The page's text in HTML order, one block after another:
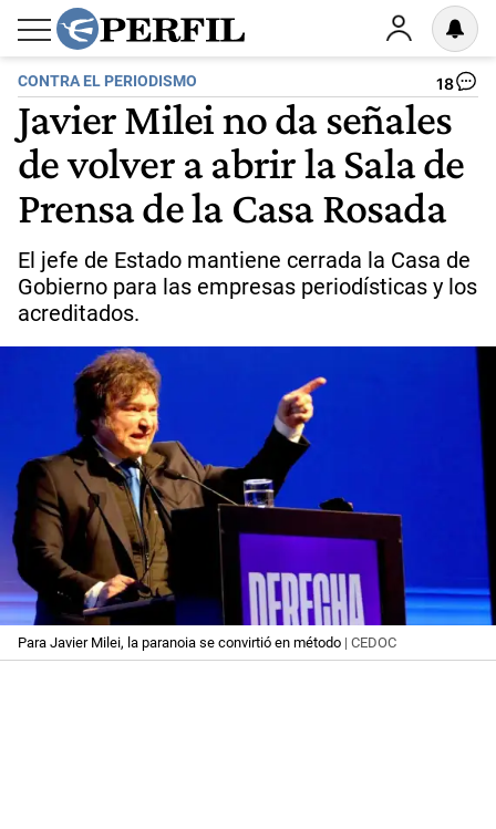
CONTRA EL PERIODISMO 18
Javier Milei no da señales
de volver a abrir la Sala de
Prensa de la Casa Rosada
El jefe de Estado mantiene cerrada la Casa de
Gobierno para las empresas periodísticas y los
acreditados.
Para Javier Milei, la paranoia se convirtió en método | CEDOC